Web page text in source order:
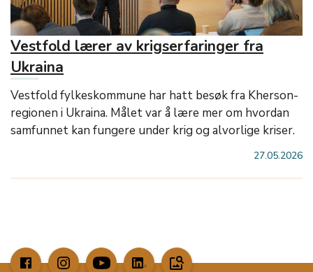
Vestfold lærer av krigserfaringer fra
Ukraina
Vestfold fylkeskommune har hatt besøk fra Kherson-
regionen i Ukraina. Målet var å lære mer om hvordan
samfunnet kan fungere under krig og alvorlige kriser.
27.05.2026
image_search